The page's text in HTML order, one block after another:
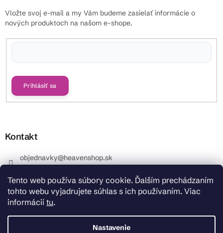
Tento web používa súbory cookie. Ďalším prechádzaním
tohto webu vyjadrujete súhlas s ich používaním. Viac
informácií tu.
Nastavenie
Vložte svoj e-mail a my Vám budeme zasielať informácie o
nových produktoch na našom e-shope.
Prihlásiť sa
Kontakt
objednavky@heavenshop.sk
_Info objednávky : +421 914 399 399 Pracovné dni od
8.00 hod. do 12.00 . REKLAMÁCIE : +421 914 399 399
HeavenShop.sk
HeavenShop.sk